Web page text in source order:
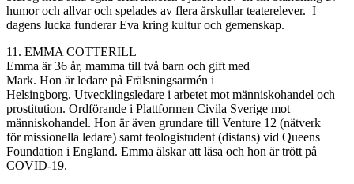
humor och allvar och spelades av flera årskullar teaterelever. I
dagens lucka funderar Eva kring kultur och gemenskap.
11. EMMA COTTERILL
Emma är 36 år, mamma till två barn och gift med
Mark. Hon är ledare på Frälsningsarmén i
Helsingborg. Utvecklingsledare i arbetet mot människohandel och
prostitution. Ordförande i Plattformen Civila Sverige mot
människohandel. Hon är även grundare till Venture 12 (nätverk
för missionella ledare) samt teologistudent (distans) vid Queens
Foundation i England. Emma älskar att läsa och hon är trött på
COVID-19.